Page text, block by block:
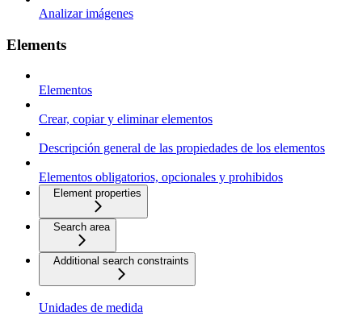
Analizar imágenes
Elements
Elementos
Crear, copiar y eliminar elementos
Descripción general de las propiedades de los elementos
Elementos obligatorios, opcionales y prohibidos
Element properties
Search area
Additional search constraints
Unidades de medida